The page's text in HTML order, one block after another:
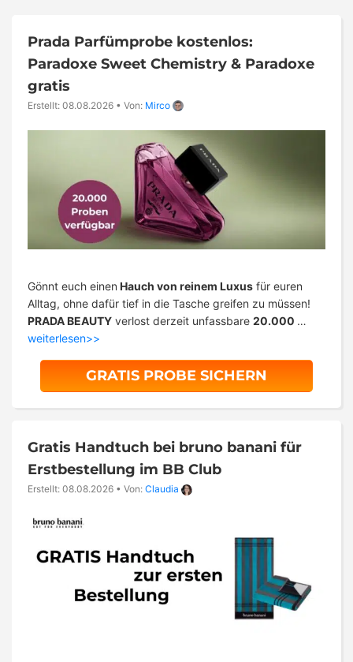
Prada Parfümprobe kostenlos:
Paradoxe Sweet Chemistry & Paradoxe
gratis
Erstellt: 08.08.2026 • Von: Mirco
Gönnt euch einen Hauch von reinem Luxus für euren
Alltag, ohne dafür tief in die Tasche greifen zu müssen!
PRADA BEAUTY verlost derzeit unfassbare 20.000 …
weiterlesen>>
GRATIS PROBE SICHERN
Gratis Handtuch bei bruno banani für
Erstbestellung im BB Club
Erstellt: 08.08.2026 • Von: Claudia